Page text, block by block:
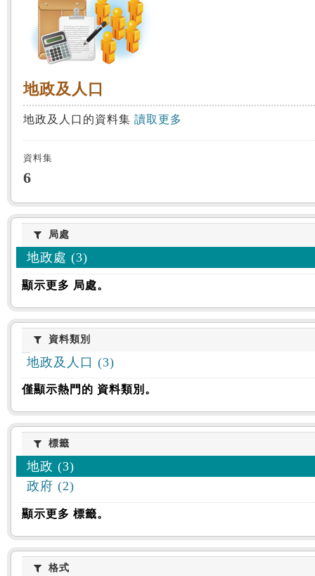
地政及人口
地政及人口
地政及人口的資料集 讀取更多
資料集
6
局處局處
地政處 (3)
顯示更多 局處。
資料類別
資料類別
地政及人口 (3)
僅顯示熱門的 資料類別。
標籤標籤
地政 (3)
政府 (2)
顯示更多 標籤。
格式格式